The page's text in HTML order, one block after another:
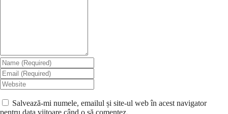
Salvează-mi numele, emailul și site-ul web în acest navigator
pentru data viitoare când o să comentez.